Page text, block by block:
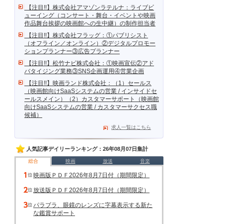
【注目!!】株式会社アマゾンラテルナ：ライブビ
ューイング（コンサート・舞台・イベントや映画
作品舞台挨拶の映画館への生中継）の制作担当者
【注目!!】株式会社フラッグ：①パブリシスト
（オフライン／オンライン）②デジタルプロモー
ションプランナー③広告プランナー
【注目!!】松竹ナビ株式会社：①映画宣伝②アド
バタイジング業務③SNS企画運用④営業企画
【注目!!】映画ランド株式会社：（1）セールス
（映画館向けSaaSシステムの営業 / インサイドセ
ールスメイン）（2）カスタマーサポート（映画館
向けSaaSシステムの営業 / カスタマーサクセス職
候補）
求人一覧はこちら
人気記事デイリーランキング：26年08月07日集計
総合 映画 放送 音楽
映画版ＰＤＦ2026年8月7日付（期間限定）
放送版ＰＤＦ2026年8月7日付（期間限定）
パラブラ、眼鏡のレンズに字幕表示する新た
な鑑賞サポート